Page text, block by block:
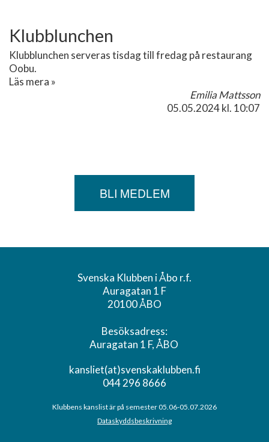
Klubblunchen
Klubblunchen serveras tisdag till fredag på restaurang
Oobu.
Läs mera »
Emilia Mattsson
05.05.2024kl. 10:07
BLI MEDLEM
Svenska Klubben i Åbo r.f.
Auragatan 1 F
20100 ÅBO
Besöksadress:
Auragatan 1 F, ÅBO
kansliet(at)svenskaklubben.fi
044 296 8666
Klubbens kanslist är på semester 05.06-05.07.2026
Dataskyddsbeskrivning